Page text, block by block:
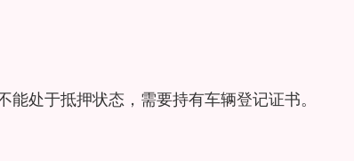
处于抵押状态，需要持有车辆登记证书。